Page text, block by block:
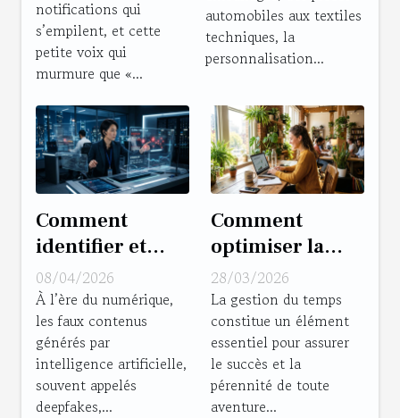
notifications qui
s’empilent, et cette
petite voix qui
murmure que «...
ajoutée ?
automobiles aux textiles
techniques, la
personnalisation...
Comment
identifier et
contrer les
risques de
deepfake pour
les entreprises ?
08/04/2026
À l’ère du numérique,
les faux contenus
générés par
intelligence artificielle,
souvent appelés
deepfakes,...
Comment
optimiser la
gestion du
temps pour les
entrepreneurs ?
28/03/2026
La gestion du temps
constitue un élément
essentiel pour assurer
le succès et la
pérennité de toute
aventure...